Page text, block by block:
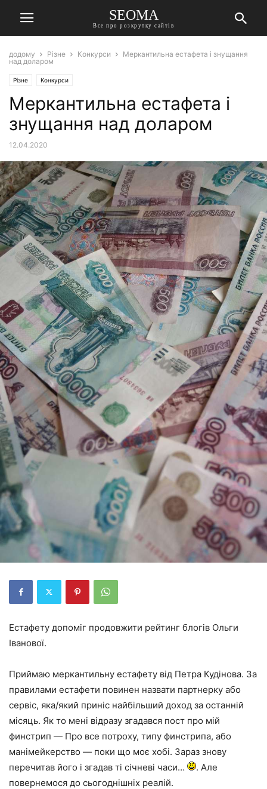
SEOMA
Все про розкрутку сайтів
додому Різне Конкурси
Меркантильна естафета і знущання
над доларом
Різне Конкурси
Меркантильна естафета і
знущання над доларом
12.04.2020
Естафету допоміг продовжити рейтинг блогів Ольги
Іванової.
Приймаю меркантильну естафету від Петра Кудінова. За
правилами естафети повинен назвати партнерку або
сервіс, яка/який приніс найбільший доход за останній
місяць. Як то мені відразу згадався пост про мій
финстрип — Про все потроху, типу финстрипа, або
манімейкерство — поки що моє хобі. Зараз знову
перечитав його і згадав ті січневі часи…
. Але
повернемося до сьогоднішніх реалій.